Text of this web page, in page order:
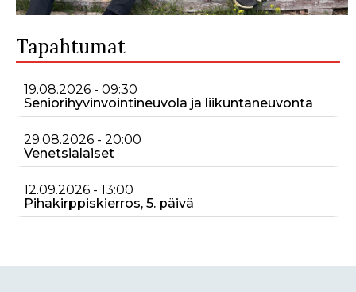
Tapahtumat
19.08.2026 - 09:30
Seniorihyvinvointineuvola ja liikuntaneuvonta
29.08.2026 - 20:00
Venetsialaiset
12.09.2026 - 13:00
Pihakirppiskierros, 5. päivä